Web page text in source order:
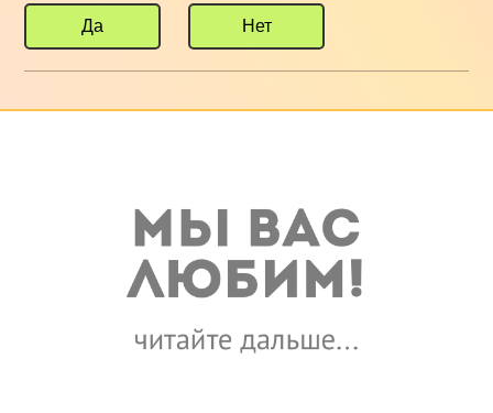
Да Нет